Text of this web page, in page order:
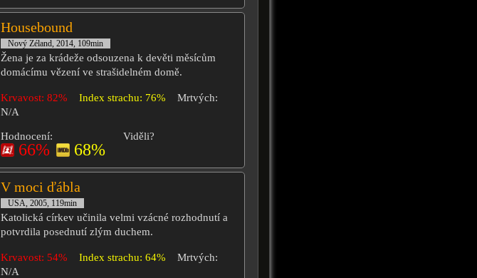
Housebound
Nový Zéland, 2014, 109min
Žena je za krádeže odsouzena k devěti měsícům
domácímu vězení ve strašidelném domě.
Krvavost: 82% Index strachu: 76%
Mrtvých:
N/A
Hodnocení:
66% 68%
Viděli?
V moci ďábla
USA, 2005, 119min
Katolická církev učinila velmi vzácné rozhodnutí a
potvrdila posednutí zlým duchem.
Krvavost: 54% Index strachu: 64%
Mrtvých:
N/A